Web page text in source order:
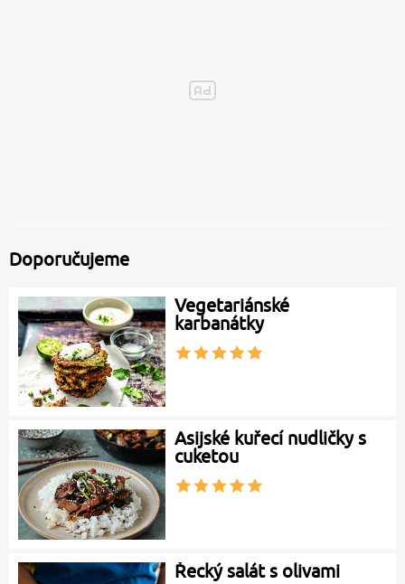
Doporučujeme
Vegetariánské
karbanátky
Asijské kuřecí nudličky s
cuketou
Řecký salát s olivami